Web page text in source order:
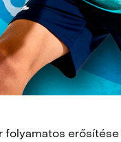
folyamatos